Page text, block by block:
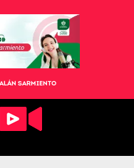
SARMIENTO